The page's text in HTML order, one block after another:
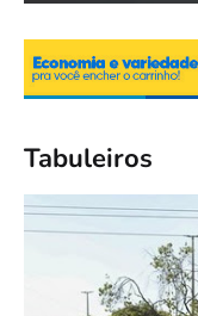
Tabuleiros